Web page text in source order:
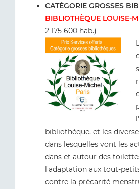
CATÉGORIE GROSSES
BIBLIOTHÈQUE LOUISE-
2 175 600 hab.)
bibliothèque, et les
dans lesquelles vont les
dans et autour des
l'adaptation aux tout-
contre la précarité